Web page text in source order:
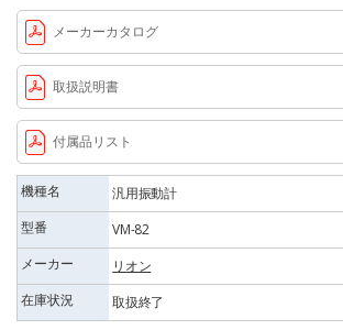
メーカーカタログ
取扱説明書
付属品リスト
機種名
汎用振動計
型番
VM-82
メーカー
リオン
在庫状況
取扱終了